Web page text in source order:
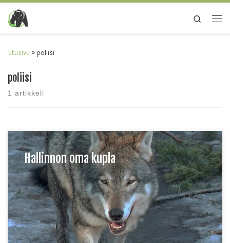
Search
Etusivu » poliisi
poliisi
1 artikkeli
Hallinnon oma kupla